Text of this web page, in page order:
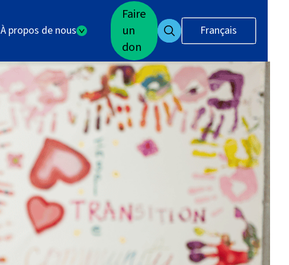
À propos de nous
Faire
un
don
Français